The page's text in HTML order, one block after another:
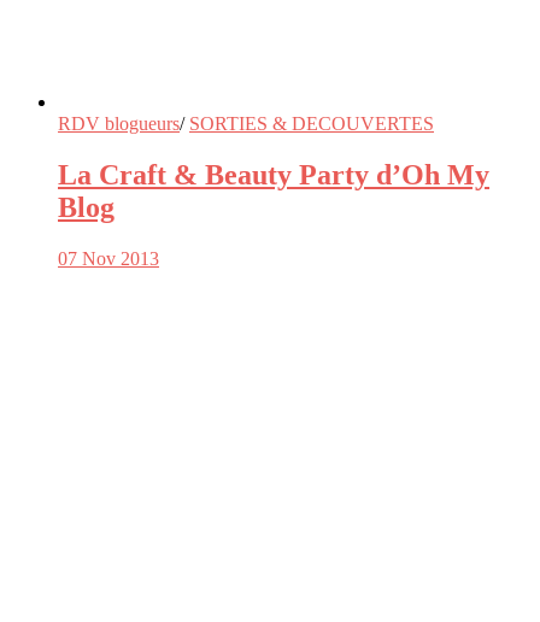
RDV blogueurs/ SORTIES & DECOUVERTES
La Craft & Beauty Party d’Oh My
Blog
07 Nov 2013